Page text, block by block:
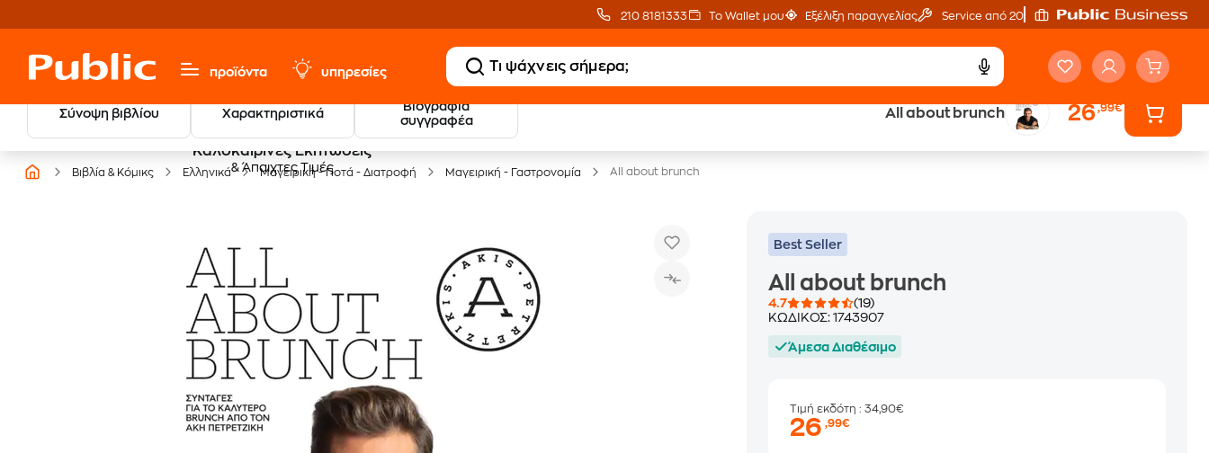
210 8181333 Το Wallet μου Εξέλιξη παραγγελίας Service από 20'
προϊόντα υπηρεσίες
Σύνοψη βιβλίου Χαρακτηριστικά
Βιογραφία
συγγραφέα
All about brunch 26,99€
Καλοκαιρινές Εκπτώσεις
& Άπαιχτες Τιμές
20 € Public επιστροφή
με Snappi
Έλα στον κόσμο
Βιβλία & Κόμικς Ελληνικά Μαγειρική - Ποτά - Διατροφή Μαγειρική - Γαστρονομία All about brunch
Best Seller
All about brunch
4.7
(19)
ΚΩΔΙΚΟΣ:1743907
Άμεσα Διαθέσιμο
Τιμή εκδότη: 34,90€
26,99€